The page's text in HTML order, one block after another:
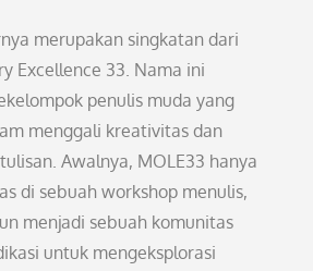
merupakan singkatan dari
Excellence 33. Nama ini
penulis muda yang
menggali kreativitas dan
Awalnya, MOLE33 hanya
di sebuah workshop menulis,
menjadi sebuah komunitas
untuk mengeksplorasi